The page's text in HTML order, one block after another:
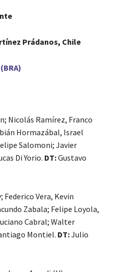
Prádanos, Chile
Nicolás Ramírez, Franco
Hormazábal, Israel
Salomoni; Javier
Di Yorio. DT:Gustavo
Federico Vera, Kevin
Zabala; Felipe Loyola,
Cabral; Walter
Montiel. DT:Julio